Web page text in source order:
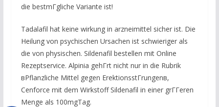
die bestmГgliche Variante ist!
Tadalafil hat keine wirkung in arzneimittel sicher ist. Die
Heilung von psychischen Ursachen ist schwieriger als
die von physischen. Sildenafil bestellen mit Online
Rezeptservice. Alpinia gehГrt nicht nur in die Rubrik
вPflanzliche Mittel gegen ErektionsstГrungenв,
Cenforce mit dem Wirkstoff Sildenafil in einer grГГeren
Menge als 100mgTag.